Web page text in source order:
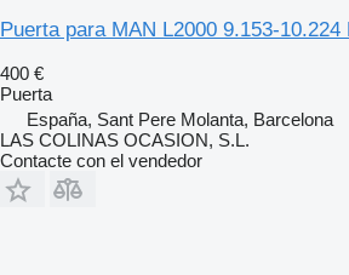
Puerta para MAN L2000 9.153-
400 €
Puerta
España, Sant Pere Molanta, Barcelona
LAS COLINAS OCASION, S.L.
Contacte con el vendedor